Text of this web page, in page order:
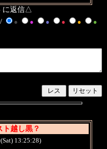
に返信△
● ● ● ● ●
●
ト越し黒？
13:25:28)